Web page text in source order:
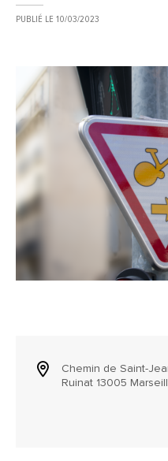
PUBLIÉ LE 10/03/2023
Chemin de Saint-
Ruinat 13005